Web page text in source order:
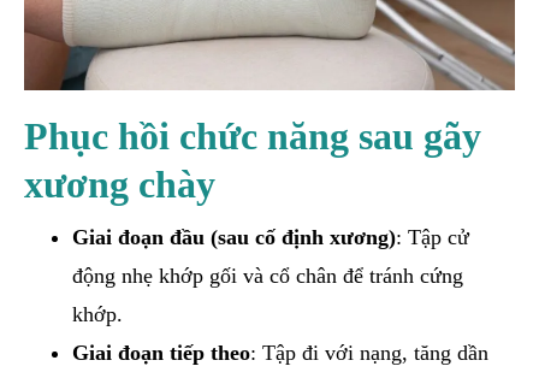
Phục hồi chức năng sau gãy
xương chày
Giai đoạn đầu (sau cố định xương): Tập cử
động nhẹ khớp gối và cổ chân để tránh cứng
khớp.
Giai đoạn tiếp theo: Tập đi với nạng, tăng dần